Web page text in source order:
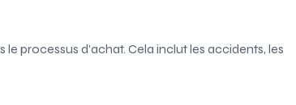
le processus d’achat. Cela inclut les accidents, les